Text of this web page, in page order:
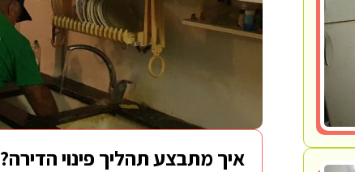
איך מתבצע תהליך פינוי הדירה?